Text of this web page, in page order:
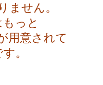
ません。
っと
用意されて
。